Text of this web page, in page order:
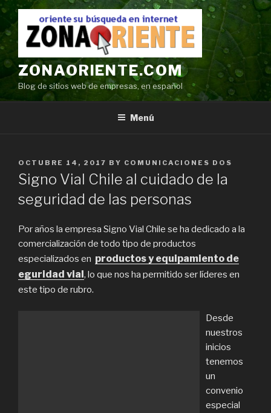
Ir
contenido
ZONAORIENTE.COM
Blog de sitios web de empresas, en español
Menú
POSTED
ON
OCTUBRE 14, 2017 BY COMUNICACIONES DOS
Signo Vial Chile al cuidado de la
seguridad de las personas
Por años la empresa Signo Vial Chile se ha dedicado a la
comercialización de todo tipo de productos
especializados en productos y equipamiento de
eguridad vial , lo que nos ha permitido ser líderes en
este tipo de rubro.
Desde
nuestros
inicios
tenemos
un
convenio
especial